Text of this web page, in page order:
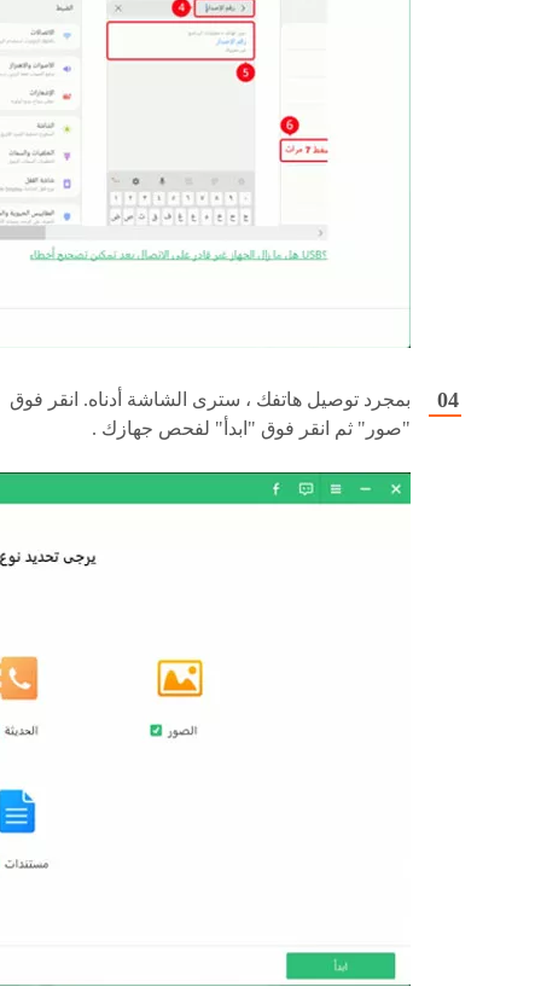
بمجرد توصيل هاتفك ، سترى الشاشة أدناه. انقر فوق
"صور" ثم انقر فوق "ابدأ" لفحص جهازك .